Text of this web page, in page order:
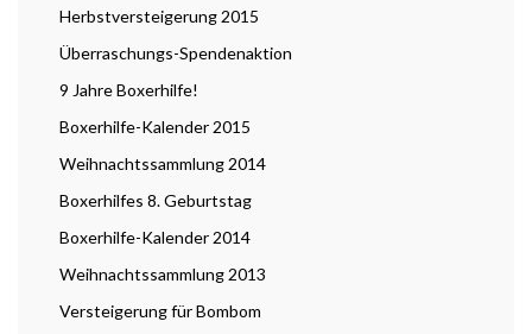
Herbstversteigerung 2015
Überraschungs-Spendenaktion
9 Jahre Boxerhilfe!
Boxerhilfe-Kalender 2015
Weihnachtssammlung 2014
Boxerhilfes 8. Geburtstag
Boxerhilfe-Kalender 2014
Weihnachtssammlung 2013
Versteigerung für Bombom